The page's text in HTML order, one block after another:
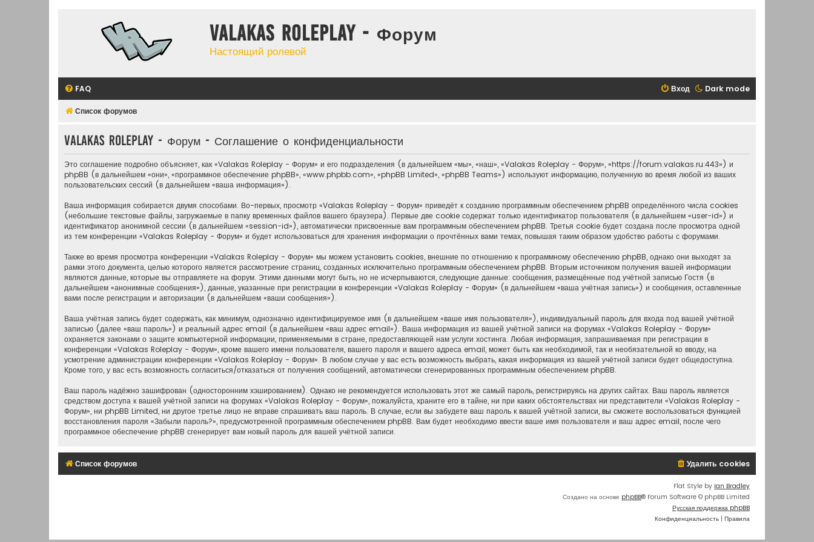
Valakas Roleplay - Форум
Настоящий ролевой
Dark mode
FAQ Вход
Список форумов
Valakas Roleplay - Форум - Соглашение о конфиденциальности
Это соглашение подробно объясняет, как «Valakas Roleplay - Форум» и его подразделения (в дальнейшем «мы», «наш», «Valakas Roleplay - Форум», «https://forum.valakas.ru:443») и
phpBB (в дальнейшем «они», «программное обеспечение phpBB», «www.phpbb.com», «phpBB Limited», «phpBB Teams») используют информацию, полученную во время любой из ваших
пользовательских сессий (в дальнейшем «ваша информация»).
Ваша информация собирается двумя способами. Во-первых, просмотр «Valakas Roleplay - Форум» приведёт к созданию программным обеспечением phpBB определённого числа cookies
(небольшие текстовые файлы, загружаемые в папку временных файлов вашего браузера). Первые две cookie содержат только идентификатор пользователя (в дальнейшем «user-id») и
идентификатор анонимной сессии (в дальнейшем «session-id»), автоматически присвоенные вам программным обеспечением phpBB. Третья cookie будет создана после просмотра одной
из тем конференции «Valakas Roleplay - Форум» и будет использоваться для хранения информации о прочтённых вами темах, повышая таким образом удобство работы с форумами.
Также во время просмотра конференции «Valakas Roleplay - Форум» мы можем установить cookies, внешние по отношению к программному обеспечению phpBB, однако они выходят за
рамки этого документа, целью которого является рассмотрение страниц, созданных исключительно программным обеспечением phpBB. Вторым источником получения вашей информации
являются данные, которые вы отправляете на форум. Этими данными могут быть, но не исчерпываются, следующие данные: сообщения, размещённые под учётной записью Гостя (в
дальнейшем «анонимные сообщения»), данные, указанные при регистрации в конференции «Valakas Roleplay - Форум» (в дальнейшем «ваша учётная запись») и сообщения, оставленные
вами после регистрации и авторизации (в дальнейшем «ваши сообщения»).
Ваша учётная запись будет содержать, как минимум, однозначно идентифицируемое имя (в дальнейшем «ваше имя пользователя»), индивидуальный пароль для входа под вашей учётной
записью (далее «ваш пароль») и реальный адрес email (в дальнейшем «ваш адрес email»). Ваша информация из вашей учётной записи на форумах «Valakas Roleplay - Форум»
охраняется законами о защите компьютерной информации, применяемыми в стране, предоставляющей нам услуги хостинга. Любая информация, запрашиваемая при регистрации в
конференции «Valakas Roleplay - Форум», кроме вашего имени пользователя, вашего пароля и вашего адреса email, может быть как необходимой, так и необязательной ко вводу, на
усмотрение администрации конференции «Valakas Roleplay - Форум». В любом случае у вас есть возможность выбрать, какая информация из вашей учётной записи будет общедоступна.
Кроме того, у вас есть возможность согласиться/отказаться от получения сообщений, автоматически сгенерированных программным обеспечением phpBB.
Ваш пароль надёжно зашифрован (односторонним хэшированием). Однако не рекомендуется использовать этот же самый пароль, регистрируясь на других сайтах. Ваш пароль является
средством доступа к вашей учётной записи на форумах «Valakas Roleplay - Форум», пожалуйста, храните его в тайне, ни при каких обстоятельствах ни представители «Valakas Roleplay -
Форум», ни phpBB Limited, ни другое третье лицо не вправе спрашивать ваш пароль. В случае, если вы забудете ваш пароль к вашей учётной записи, вы сможете воспользоваться функцией
восстановления пароля «Забыли пароль?», предусмотренной программным обеспечением phpBB. Вам будет необходимо ввести ваше имя пользователя и ваш адрес email, после чего
программное обеспечение phpBB сгенерирует вам новый пароль для вашей учётной записи.
Список форумов Удалить cookies
Flat Style by Ian Bradley
Создано на основе phpBB® Forum Software © phpBB Limited
Русская поддержка phpBB
Конфиденциальность | Правила